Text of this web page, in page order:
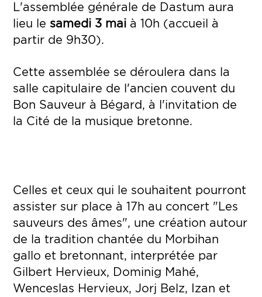
L'assemblée générale de Dastum aura
lieu le samedi 3 mai à 10h (accueil à
partir de 9h30).
Cette assemblée se déroulera dans la
salle capitulaire de l'ancien couvent du
Bon Sauveur à Bégard, à l'invitation de
la Cité de la musique bretonne.
Celles et ceux qui le souhaitent pourront
assister sur place à 17h au concert "Les
sauveurs des âmes", une création autour
de la tradition chantée du Morbihan
gallo et bretonnant, interprétée par
Gilbert Hervieux, Dominig Mahé,
Wenceslas Hervieux, Jorj Belz, Izan et